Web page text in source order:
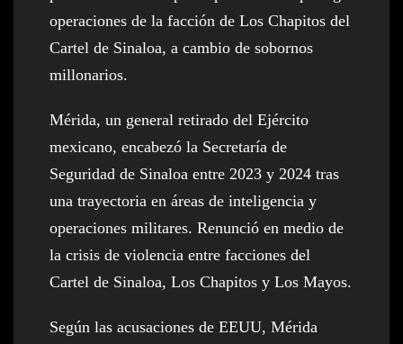
operaciones de la facción de Los Chapitos del
Cartel de Sinaloa, a cambio de sobornos
millonarios.
Mérida, un general retirado del Ejército
mexicano, encabezó la Secretaría de
Seguridad de Sinaloa entre 2023 y 2024 tras
una trayectoria en áreas de inteligencia y
operaciones militares. Renunció en medio de
la crisis de violencia entre facciones del
Cartel de Sinaloa, Los Chapitos y Los Mayos.
Según las acusaciones de EEUU, Mérida